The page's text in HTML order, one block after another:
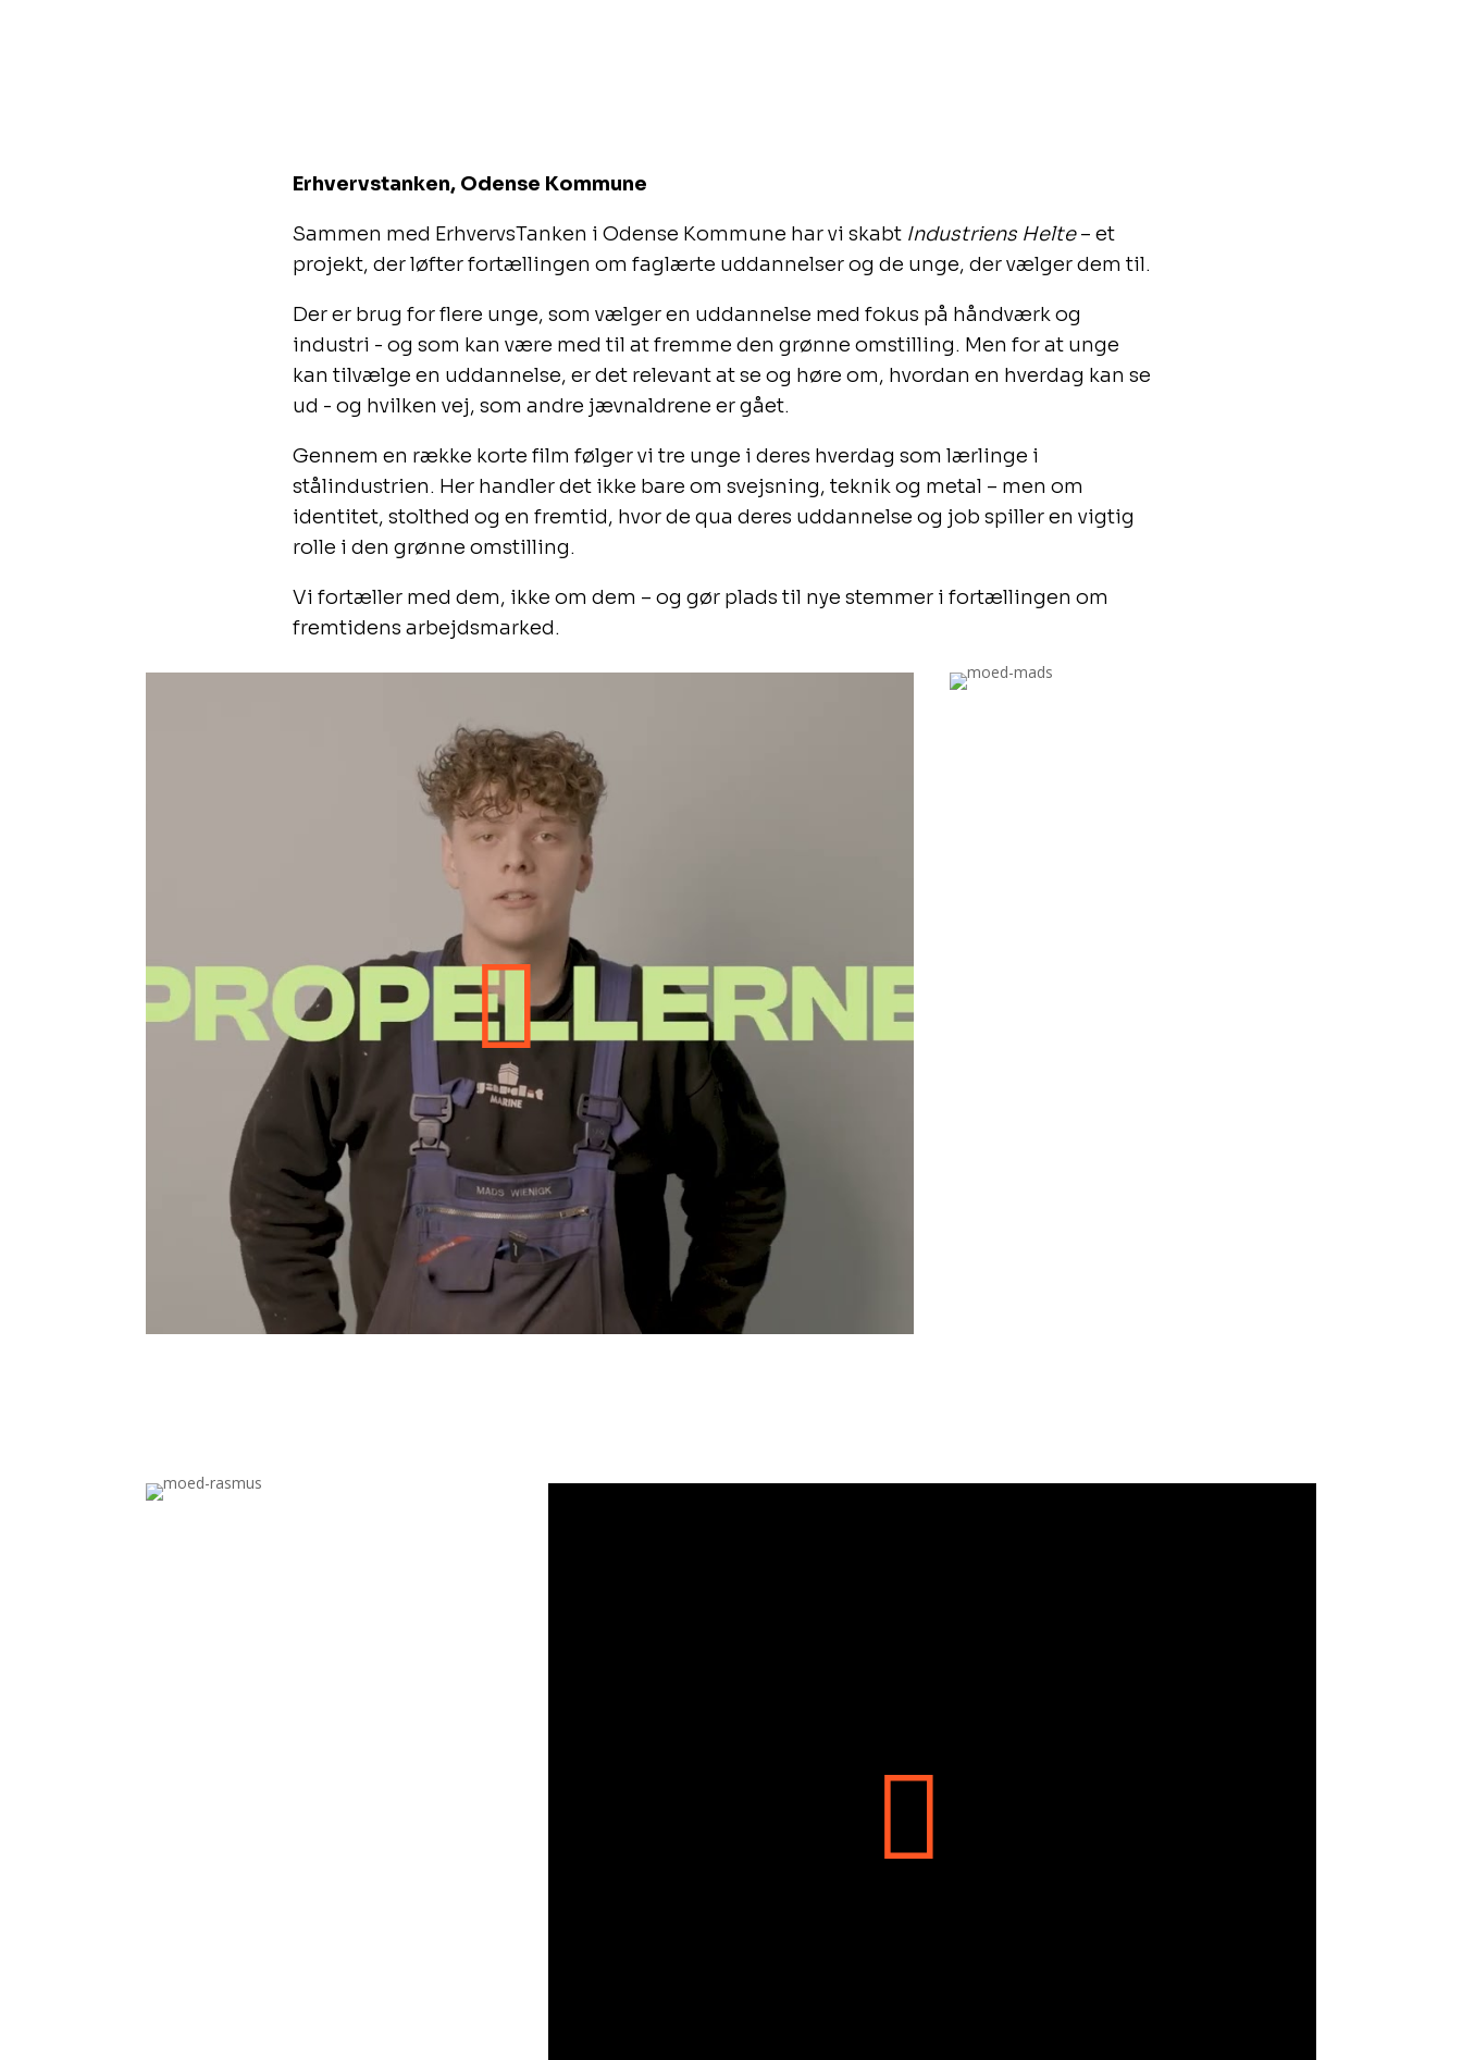
Erhvervstanken, Odense Kommune
Sammen med ErhvervsTanken i Odense Kommune har vi skabt Industriens Helte– et
projekt, der løfter fortællingen om faglærte uddannelser og de unge, der vælger dem til.
Der er brug for flere unge, som vælger en uddannelse med fokus på håndværk og
industri - og som kan være med til at fremme den grønne omstilling. Men for at unge
kan tilvælge en uddannelse, er det relevant at se og høre om, hvordan en hverdag kan se
ud - og hvilken vej, som andre jævnaldrene er gået.
Gennem en række korte film følger vi tre unge i deres hverdag som lærlinge i
stålindustrien. Her handler det ikke bare om svejsning, teknik og metal – men om
identitet, stolthed og en fremtid, hvor de qua deres uddannelse og job spiller en vigtig
rolle i den grønne omstilling.
Vi fortæller med dem, ikke om dem – og gør plads til nye stemmer i fortællingen om
fremtidens arbejdsmarked.